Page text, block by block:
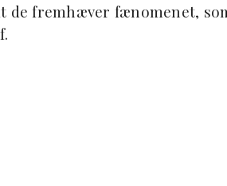
de fremhæver fænomenet,